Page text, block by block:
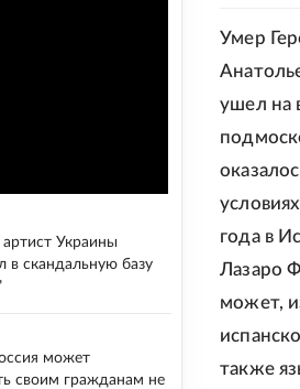
Умер
ушел на
года в
Лазаро
может,
также
Украины
в скандальную базу
может
своим гражданам не